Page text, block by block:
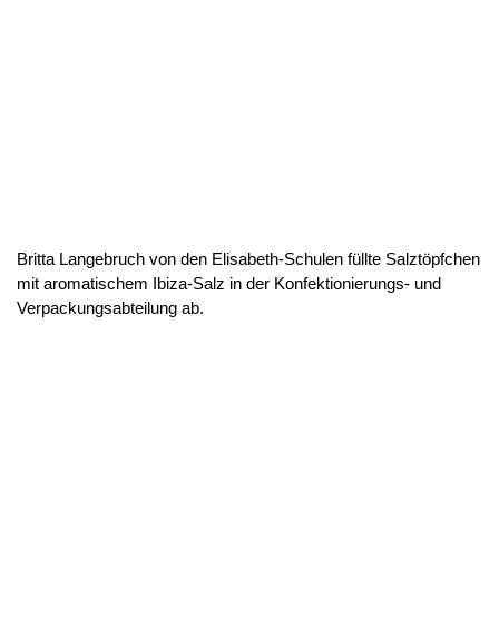
Britta Langebruch von den Elisabeth-Schulen füllte Salztöpfchen
mit aromatischem Ibiza-Salz in der Konfektionierungs- und
Verpackungsabteilung ab.